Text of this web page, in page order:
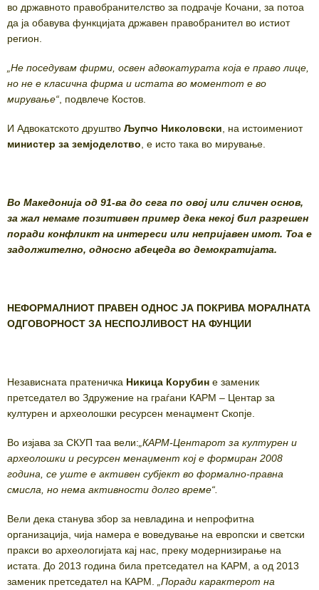
во државното правобранителство за подрачје Кочани, за потоа
да ја обавува функцијата државен правобранител во истиот
регион.
„Не поседувам фирми, освен адвокатурата која е право лице,
но не е класична фирма и истата во моментот е во
мирување“ , подвлече Костов.
И Адвокатското друштво Љупчо Николовски , на истоимениот
министер за земјоделство , е исто така во мирување.
Во Македонија од 91-ва до сега по овој или сличен основ,
за жал немаме позитивен пример дека некој бил разрешен
поради конфликт на интереси или непријавен имот. Тоа е
задолжително, односно абецеда во демократијата.
НЕФОРМАЛНИОТ ПРАВЕН ОДНОС ЈА ПОКРИВА МОРАЛНАТА
ОДГОВОРНОСТ ЗА НЕСПОЈЛИВОСТ НА ФУНЦИИ
Независната пратеничка Никица Корубин е заменик
претседател во Здружение на граѓани КАРМ – Центар за
културен и археолошки ресурсен менаџмент Скопје.
Во изјава за СКУП таа вели: „КАРМ-Центарот за културен и
археолошки и ресурсен менаџмент кој е формиран 2008
година, се уште е активен субјект во формално-правна
смисла, но нема активности долго време“.
Вели дека станува збор за невладина и непрофитна
организација, чија намера е воведување на европски и светски
пракси во археологијата кај нас, преку модернизирање на
истата. До 2013 година била претседател на КАРМ, а од 2013
заменик претседател на КАРМ.
„Поради карактерот на